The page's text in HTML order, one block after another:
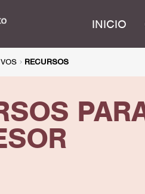
INICIO
RECURSOS